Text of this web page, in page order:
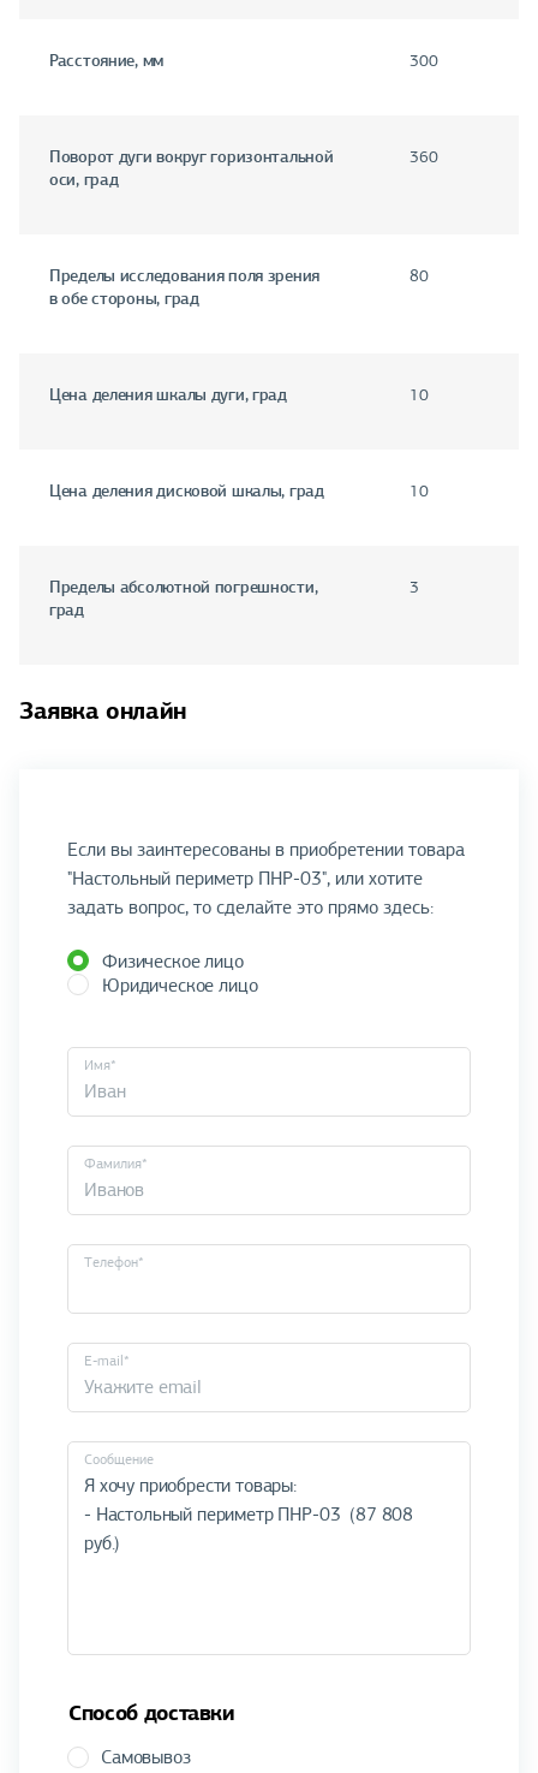
Расстояние, мм 300
Поворот дуги вокруг горизонтальной
оси, град
360
Пределы исследования поля зрения
в обе стороны, град
80
Цена деления шкалы дуги, град 10
Цена деления дисковой шкалы, град 10
Пределы абсолютной погрешности,
град
3
Заявка онлайн
Если вы заинтересованы в приобретении товара
"Настольный периметр ПНР-03", или хотите
задать вопрос, то сделайте это прямо здесь:
Физическое лицо
Юридическое лицо
Имя*
Фамилия*
Телефон*
E-mail*
Cообщение
Способ доставки
Самовывоз